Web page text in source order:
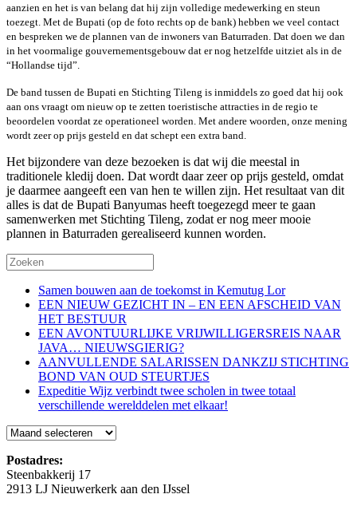
aanzien en het is van belang dat hij zijn volledige medewerking en steun
toezegt. Met de Bupati (op de foto rechts op de bank) hebben we veel contact
en bespreken we de plannen van de inwoners van Baturraden. Dat doen we dan
in het voormalige gouvernementsgebouw dat er nog hetzelfde uitziet als in de
“Hollandse tijd”.
De band tussen de Bupati en Stichting Tileng is inmiddels zo goed dat hij ook
aan ons vraagt om nieuw op te zetten toeristische attracties in de regio te
beoordelen voordat ze operationeel worden. Met andere woorden, onze mening
wordt zeer op prijs gesteld en dat schept een extra band.
Het bijzondere van deze bezoeken is dat wij die meestal in
traditionele kledij doen. Dat wordt daar zeer op prijs gesteld, omdat
je daarmee aangeeft een van hen te willen zijn. Het resultaat van dit
alles is dat de Bupati Banyumas heeft toegezegd meer te gaan
samenwerken met Stichting Tileng, zodat er nog meer mooie
plannen in Baturraden gerealiseerd kunnen worden.
Samen bouwen aan de toekomst in Kemutug Lor
EEN NIEUW GEZICHT IN – EN EEN AFSCHEID VAN
HET BESTUUR
EEN AVONTUURLIJKE VRIJWILLIGERSREIS NAAR
JAVA… NIEUWSGIERIG?
AANVULLENDE SALARISSEN DANKZIJ STICHTING
BOND VAN OUD STEURTJES
Expeditie Wijz verbindt twee scholen in twee totaal
verschillende werelddelen met elkaar!
Blog
Postadres:
Steenbakkerij 17
2913 LJ Nieuwerkerk aan den IJssel